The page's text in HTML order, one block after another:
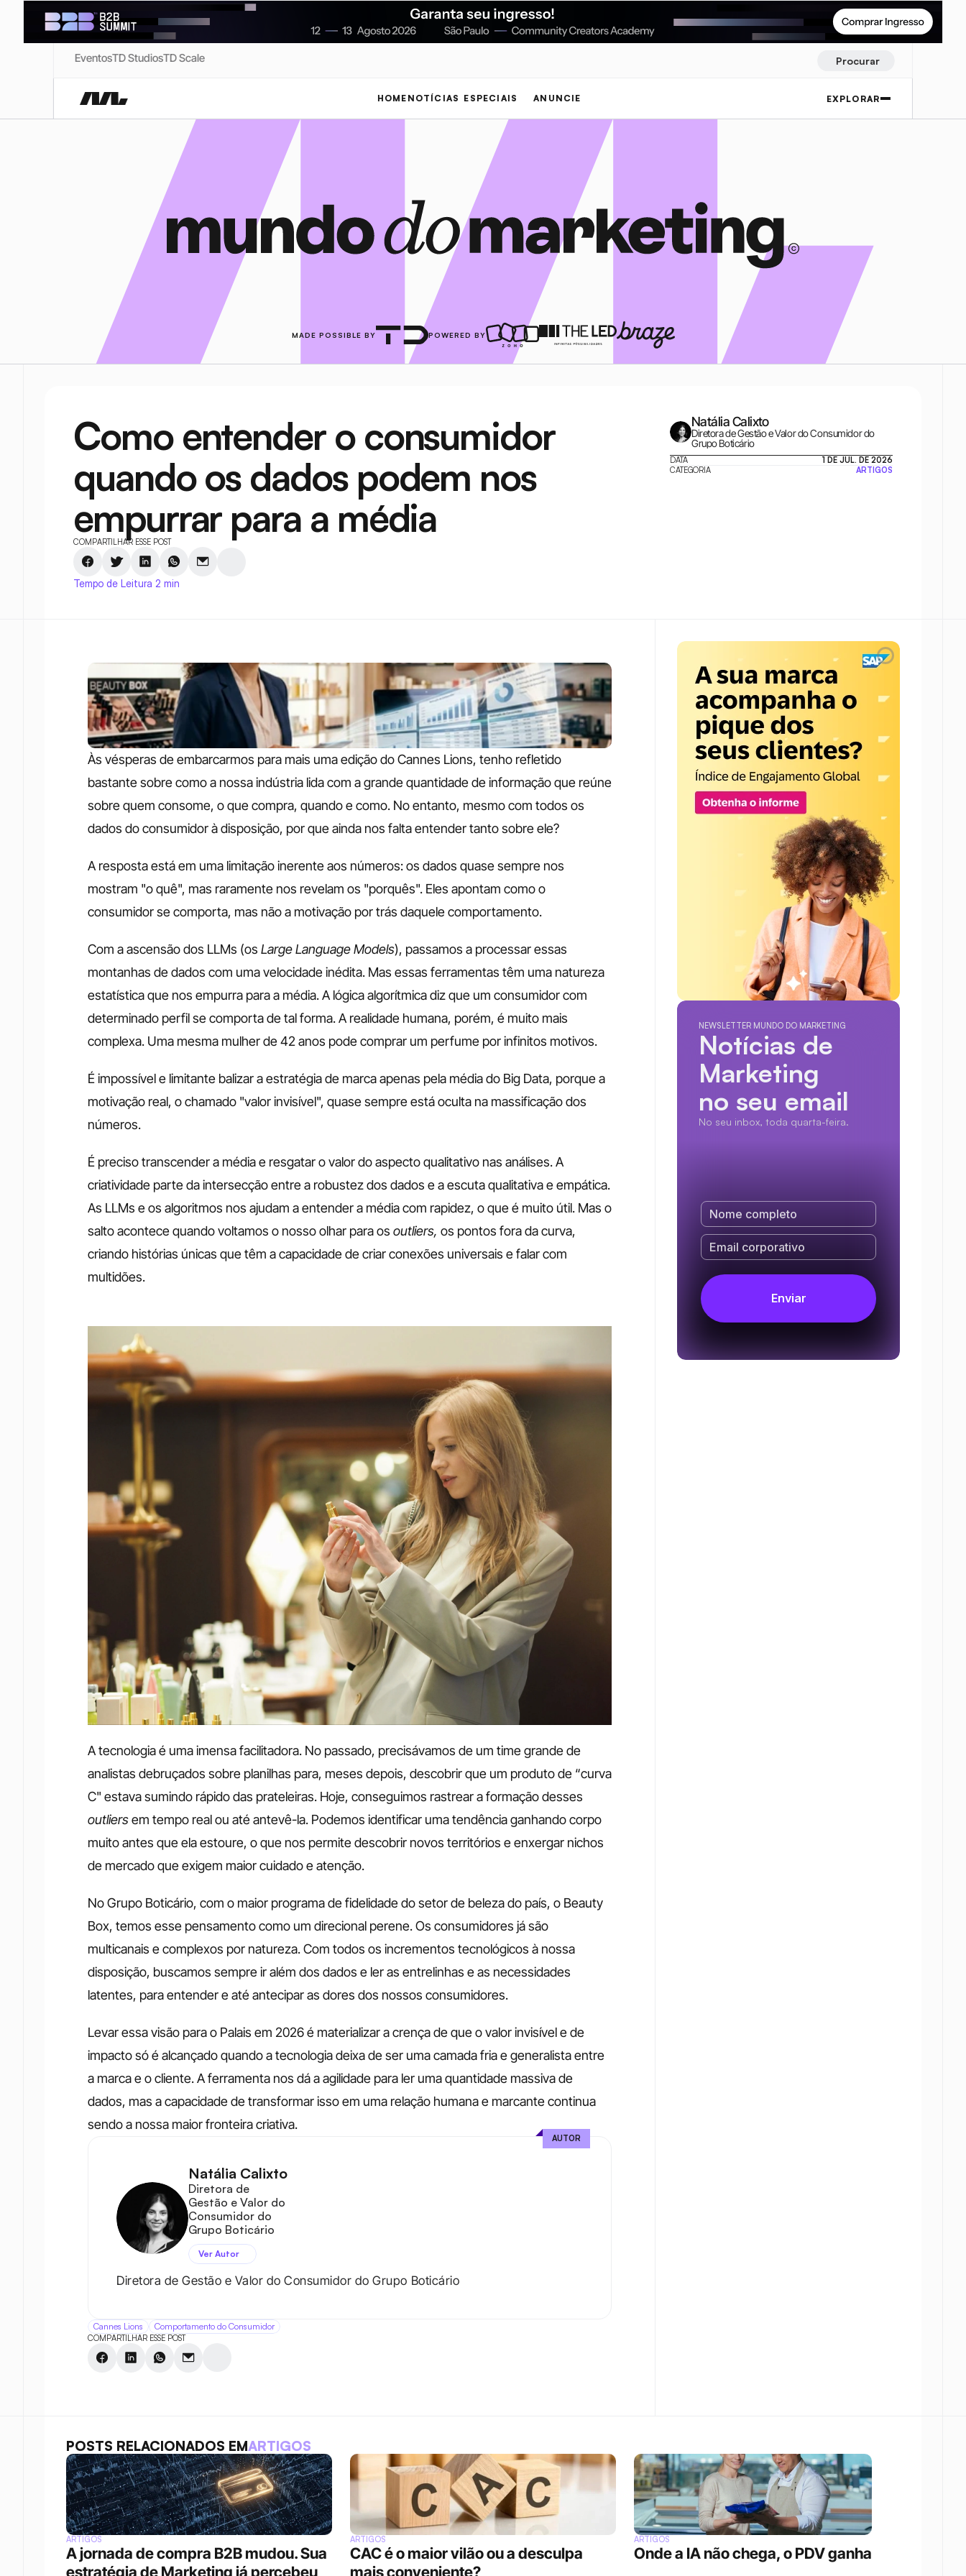
EventosTD StudiosTD Scale Procurar
HOME NOTÍCIAS ESPECIAIS ANUNCIE EXPLORAR
MADE POSSIBLE BY POWERED BY
Como entender o consumidor
quando os dados podem nos
empurrar para a média
COMPARTILHAR ESSE POST
Tempo de Leitura 2 min
Natália Calixto
Diretora de Gestão e Valor do Consumidor do
Grupo Boticário
DATA
1 DE JUL. DE 2026
CATEGORIA
ARTIGOS
Às vésperas de embarcarmos para mais uma edição do Cannes Lions, tenho refletido
bastante sobre como a nossa indústria lida com a grande quantidade de informação que reúne
sobre quem consome, o que compra, quando e como. No entanto, mesmo com todos os
dados do consumidor à disposição, por que ainda nos falta entender tanto sobre ele?
A resposta está em uma limitação inerente aos números: os dados quase sempre nos
mostram "o quê", mas raramente nos revelam os "porquês". Eles apontam como o
consumidor se comporta, mas não a motivação por trás daquele comportamento.
Com a ascensão dos LLMs (os Large Language Models), passamos a processar essas
montanhas de dados com uma velocidade inédita. Mas essas ferramentas têm uma natureza
estatística que nos empurra para a média. A lógica algorítmica diz que um consumidor com
determinado perfil se comporta de tal forma. A realidade humana, porém, é muito mais
complexa. Uma mesma mulher de 42 anos pode comprar um perfume por infinitos motivos.
É impossível e limitante balizar a estratégia de marca apenas pela média do Big Data, porque a
motivação real, o chamado "valor invisível", quase sempre está oculta na massificação dos
números.
É preciso transcender a média e resgatar o valor do aspecto qualitativo nas análises. A
criatividade parte da intersecção entre a robustez dos dados e a escuta qualitativa e empática.
As LLMs e os algoritmos nos ajudam a entender a média com rapidez, o que é muito útil. Mas o
salto acontece quando voltamos o nosso olhar para os outliers, os pontos fora da curva,
criando histórias únicas que têm a capacidade de criar conexões universais e falar com
multidões.
A tecnologia é uma imensa facilitadora. No passado, precisávamos de um time grande de
analistas debruçados sobre planilhas para, meses depois, descobrir que um produto de “curva
outliers em tempo real ou até antevê-la. Podemos identificar uma tendência ganhando corpo
muito antes que ela estoure, o que nos permite descobrir novos territórios e enxergar nichos
de mercado que exigem maior cuidado e atenção.
No Grupo Boticário, com o maior programa de fidelidade do setor de beleza do país, o Beauty
Box, temos esse pensamento como um direcional perene. Os consumidores já são
multicanais e complexos por natureza. Com todos os incrementos tecnológicos à nossa
disposição, buscamos sempre ir além dos dados e ler as entrelinhas e as necessidades
latentes, para entender e até antecipar as dores dos nossos consumidores.
Levar essa visão para o Palais em 2026 é materializar a crença de que o valor invisível e de
impacto só é alcançado quando a tecnologia deixa de ser uma camada fria e generalista entre
a marca e o cliente. A ferramenta nos dá a agilidade para ler uma quantidade massiva de
dados, mas a capacidade de transformar isso em uma relação humana e marcante continua
sendo a nossa maior fronteira criativa.
Cannes Lions Comportamento do Consumidor
COMPARTILHAR ESSE POST
Natália Calixto
Diretora de
Gestão e Valor do
Consumidor do
Grupo Boticário
Ver Autor
Diretora de Gestão e Valor do Consumidor do Grupo Boticário
AUTOR
NEWSLETTER MUNDO DO MARKETING
Notícias de
Marketing
no seu email
No seu inbox, toda quarta-feira.
POSTS RELACIONADOS EMARTIGOS
ARTIGOS
A jornada de compra B2B mudou. Sua
estratégia de Marketing já percebeu
ARTIGOS
CAC é o maior vilão ou a desculpa
mais conveniente?
ARTIGOS
Onde a IA não chega, o PDV ganha